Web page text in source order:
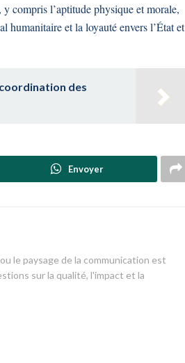
compris l’aptitude physique et morale,
humanitaire et la loyauté envers l’État et
des
Envoyer
le paysage de la communication est
sur la qualité, l'impact et la